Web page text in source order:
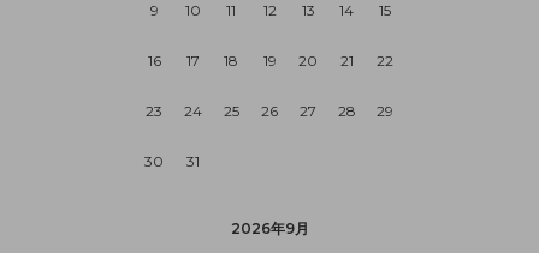
9 10 11 12 13 14 15
16 17 18 19 20 21 22
23 24 25 26 27 28 29
30 31
2026年9月